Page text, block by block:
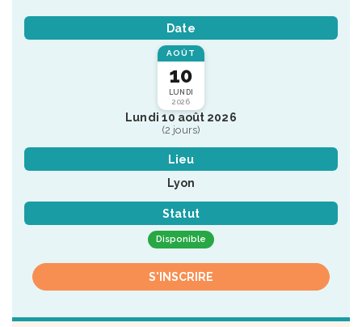
Date
AOÛT
10
LUNDI
2026
Lundi 10 août 2026
(2 jours)
Lieu
Lyon
Statut
Disponible
S'INSCRIRE